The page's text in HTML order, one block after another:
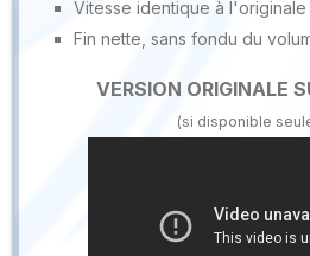
Vitesse identique à l'originale
Fin nette, sans fondu du
VERSION ORIGINALE
(si disponible